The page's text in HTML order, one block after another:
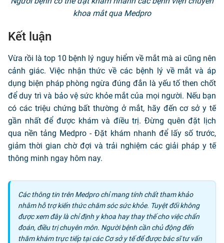
khoa mắt qua Medpro
Kết luận
Vừa rồi là top 10 bệnh lý nguy hiểm về mắt mà ai cũng nên
cảnh giác. Việc nhận thức về các bệnh lý về mắt và áp
dụng biện pháp phòng ngừa đúng đắn là yếu tố then chốt
để duy trì và bảo vệ sức khỏe mắt của mọi người. Nếu bạn
có các triệu chứng bất thường ở mắt, hãy đến cơ sở y tế
gần nhất để được khám và điều trị. Đừng quên đặt lịch
qua nền tảng Medpro - Đặt khám nhanh để lấy số trước,
giảm thời gian chờ đợi và trải nghiệm các giải pháp y tế
thông minh ngay hôm nay.
Các thông tin trên Medpro chỉ mang tính chất tham khảo
nhằm hỗ trợ kiến thức chăm sóc sức khỏe. Tuyệt đối không
được xem đây là chỉ định y khoa hay thay thế cho việc chẩn
đoán, điều trị chuyên môn. Người bệnh cần chủ động đến
thăm khám trực tiếp tại các Cơ sở y tế để được bác sĩ tư vấn